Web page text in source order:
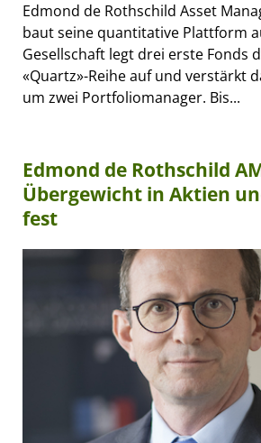
Edmond de Rothschild Asset
baut seine quantitative Plattform
Gesellschaft legt drei erste Fonds
«Quartz»-Reihe auf und verstärkt
um zwei Portfoliomanager. Bis...
Edmond de Rothschild
Übergewicht in Aktien
fest